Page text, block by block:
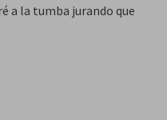
a la tumba jurando que